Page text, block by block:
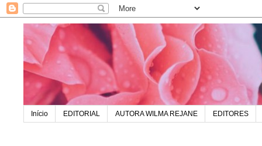
Início EDITORIAL AUTORA WILMA REJANE EDITORES